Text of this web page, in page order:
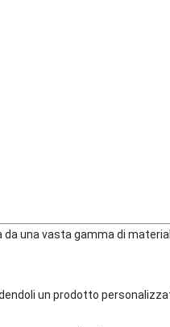
una vasta gamma di
un prodotto